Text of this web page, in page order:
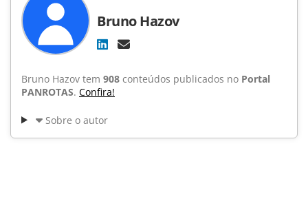
Bruno Hazov
Bruno Hazov tem 908 conteúdos publicados no Portal
PANROTAS. Confira!
Sobre o autor